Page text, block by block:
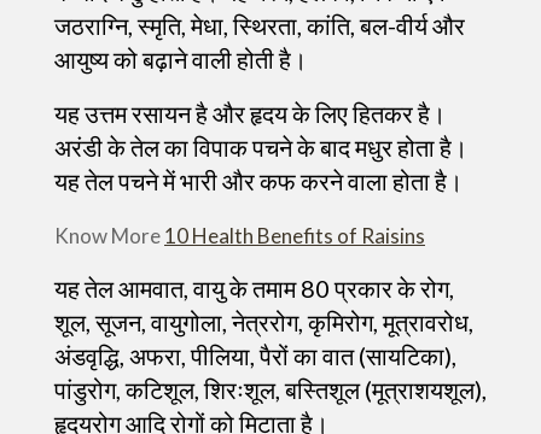
जठराग्नि, स्मृति, मेधा, स्थिरता, कांति, बल-वीर्य और
आयुष्य को बढ़ाने वाली होती है।
यह उत्तम रसायन है और हृदय के लिए हितकर है।
अरंडी के तेल का विपाक पचने के बाद मधुर होता है।
यह तेल पचने में भारी और कफ करने वाला होता है।
Know More10 Health Benefits of Raisins
यह तेल आमवात, वायु के तमाम 80 प्रकार के रोग,
शूल, सूजन, वायुगोला, नेत्ररोग, कृमिरोग, मूत्रावरोध,
अंडवृद्धि, अफरा, पीलिया, पैरों का वात (सायटिका),
पांडुरोग, कटिशूल, शिरःशूल, बस्तिशूल (मूत्राशयशूल),
हृदयरोग आदि रोगों को मिटाता है।